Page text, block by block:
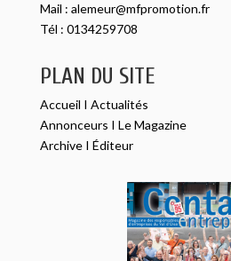
Mail : alemeur@mfpromotion.fr
Tél : 0134259708
PLAN DU SITE
Accueil I Actualités
Annonceurs I Le Magazine
Archive I Éditeur